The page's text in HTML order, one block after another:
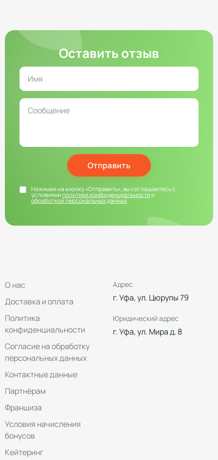
Оставить отзыв
Отправить
Нажимая на кнопку «Отправить», вы соглашаетесь с
условиямиполитики конфиденциальностии
обработкой персональных данных
О нас
Доставка и оплата
Политика
конфиденциальности
Согласие на обработку
персональных данных
Контактные данные
Партнёрам
Франшиза
Условия начисления
бонусов
Кейтеринг
Адрес
г. Уфа, ул. Цюрупы 79
Юридический адрес
г. Уфа, ул. Мира д. 8